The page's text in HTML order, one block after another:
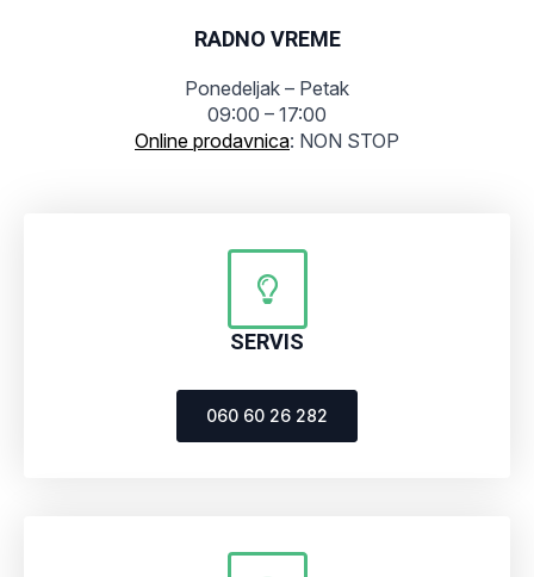
RADNO VREME
Ponedeljak – Petak
09:00 – 17:00
Online prodavnica: NON STOP
SERVIS
060 60 26 282